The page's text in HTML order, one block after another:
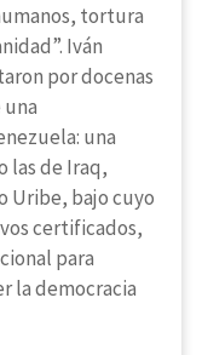
tortura
Iván
por docenas
una
las de Iraq,
Uribe, bajo cuyo
certificados,
para
la democracia